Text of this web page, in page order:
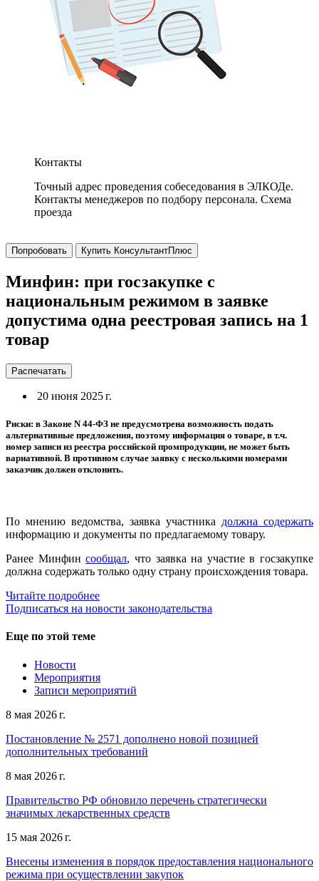
Контакты
Точный адрес проведения собеседования в ЭЛКОДе.
Контакты менеджеров по подбору персонала. Схема
проезда
Попробовать Купить КонсультантПлюс
Минфин: при госзакупке с
национальным режимом в заявке
допустима одна реестровая запись на 1
товар
Распечатать
20 июня 2025 г.
Риски: в Законе N 44-ФЗ не предусмотрена возможность подать
альтернативные предложения, поэтому информация о товаре, в т.ч.
номер записи из реестра российской промпродукции, не может быть
вариативной. В противном случае заявку с несколькими номерами
заказчик должен отклонить.
По мнению ведомства, заявка участника должна содержать
информацию и документы по предлагаемому товару.
Ранее Минфинсообщал, что заявка на участие в госзакупке
должна содержать только одну страну происхождения товара.
Читайте подробнее
Подписаться на новости законодательства
Еще по этой теме
Новости
Мероприятия
Записи мероприятий
8 мая 2026 г.
Постановление № 2571 дополнено новой позицией
дополнительных требований
8 мая 2026 г.
Правительство РФ обновило перечень стратегически
значимых лекарственных средств
15 мая 2026 г.
Внесены изменения в порядок предоставления национального
режима при осуществлении закупок